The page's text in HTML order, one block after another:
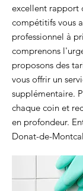
excellent rapport
compétitifs vous
professionnel à
comprenons
proposons des
vous offrir un
supplémentaire.
chaque coin et
en profondeur.
Donat-de-